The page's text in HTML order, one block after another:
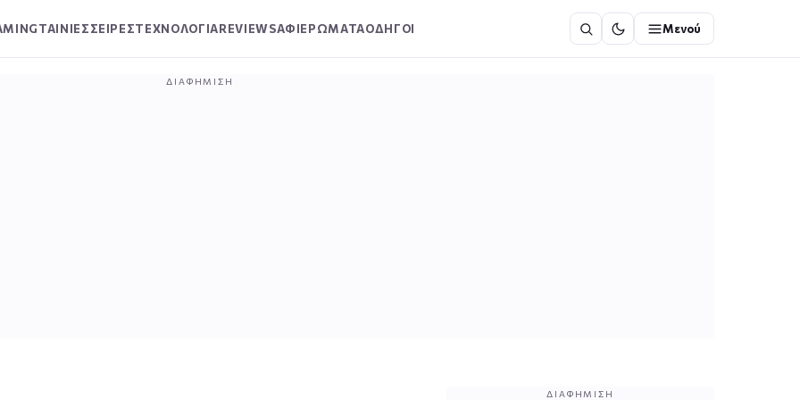
ΤΑΙΝΙΕΣΣΕΙΡΕΣΤΕΧΝΟΛΟΓΙΑREVIEWSΑΦΙΕΡΩΜΑΤΑΟΔΗΓΟΙ Μενού
ΔΙΑΦΉΜΙΣΗ
ΔΙΑΦΉΜΙΣΗ